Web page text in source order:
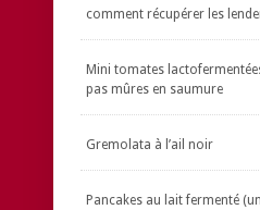
comment récupérer les
Mini tomates
pas mûres en saumure
Gremolata à l’ail noir
Pancakes au lait fermenté